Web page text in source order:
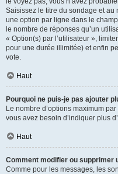
Saisissez le titre du sondage et
une option par ligne dans le
le nombre de réponses qu’un
« Option(s) par l’utilisateur »,
pour une durée illimitée) et enfin
vote.
Haut
Pourquoi ne puis-je pas ajouter
Le nombre d’options maximum
vous avez besoin d’indiquer plus
Haut
Comment modifier ou supprimer
Comme pour les messages, les